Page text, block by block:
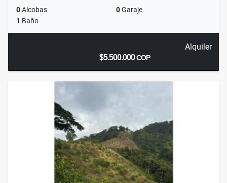
0Alcobas 0Garaje
1 Baño
Alquiler
$5.500.000COP